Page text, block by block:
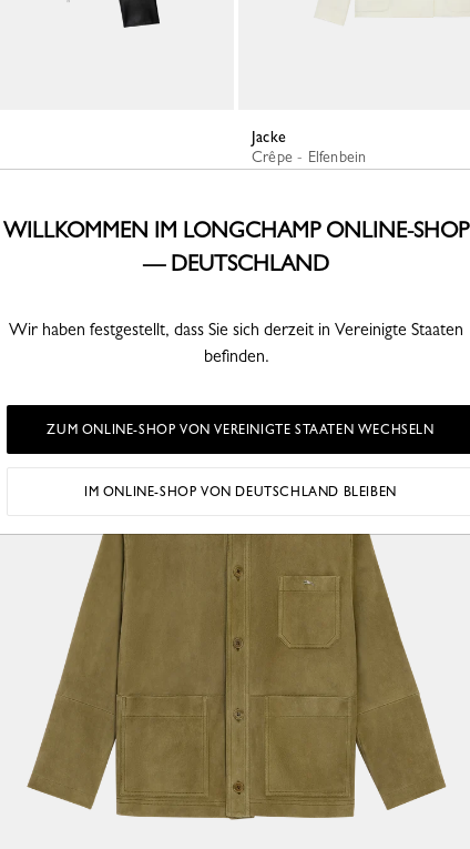
Jacke
Crêpe - Elfenbein
WILLKOMMEN IM LONGCHAMP ONLINE-SHOP
— DEUTSCHLAND
Wir haben festgestellt, dass Sie sich derzeit in Vereinigte Staaten
befinden.
ZUM ONLINE-SHOP VON VEREINIGTE STAATEN WECHSELN
IM ONLINE-SHOP VON DEUTSCHLAND BLEIBEN